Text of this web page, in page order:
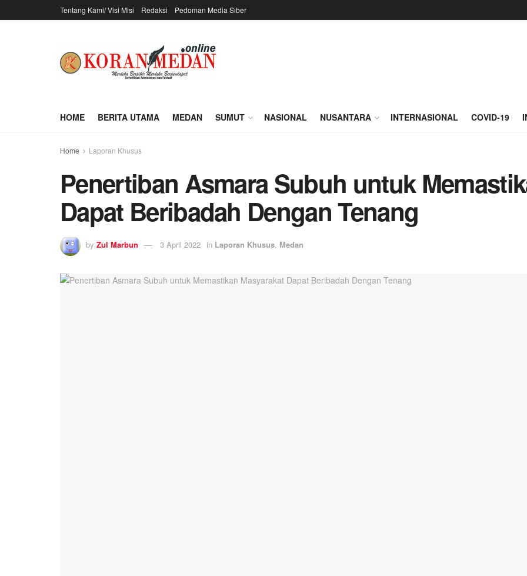
Tentang Kami/ Visi Misi Redaksi Pedoman Media Siber
HOME BERITA UTAMA MEDAN SUMUT NASIONAL NUSANTARA INTERNASIONAL COVID-19
Home Laporan Khusus
Penertiban Asmara Subuh untuk
Dapat Beribadah Dengan Tenang
by Zul Marbun 3 April 2022 in Laporan Khusus, Medan